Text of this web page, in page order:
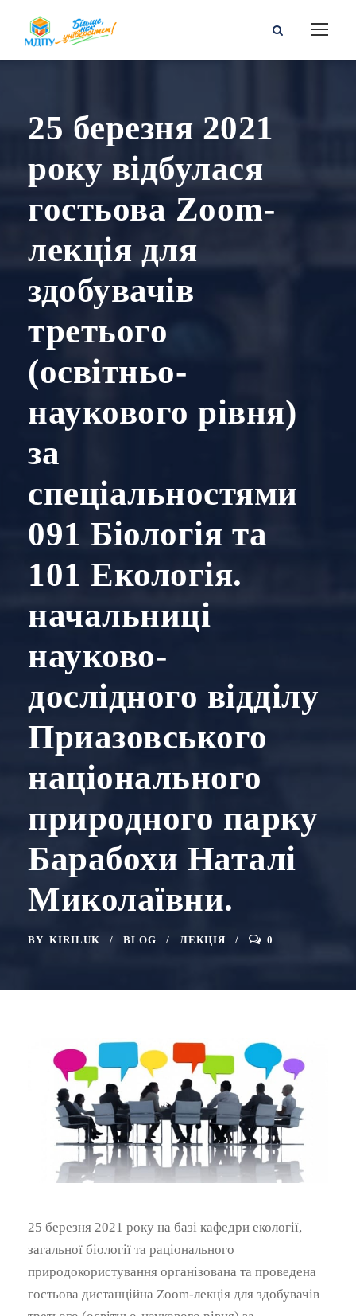
25 березня 2021
року відбулася
гостьова Zoom-
лекція для
здобувачів
третього
(освітньо-
наукового рівня)
за
спеціальностями
091 Біологія та
101 Екологія.
начальниці
науково-
дослідного відділу
Приазовського
національного
природного парку
Барабохи Наталі
Миколаївни.
BY KIRILUK BLOG ЛЕКЦІЯ 0
25 березня 2021 року на базі кафедри екології,
загальної біології та раціонального
природокористування організована та проведена
гостьова дистанційна Zoom-лекція для здобувачів